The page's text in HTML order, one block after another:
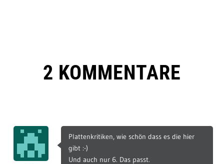
2 KOMMENTARE
Plattenkritiken, wie schön dass es die hier
gibt :-)
Und auch nur 6. Das passt.